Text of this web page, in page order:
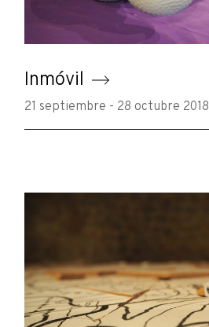
Inmóvil
21 septiembre - 28 octubre 2018